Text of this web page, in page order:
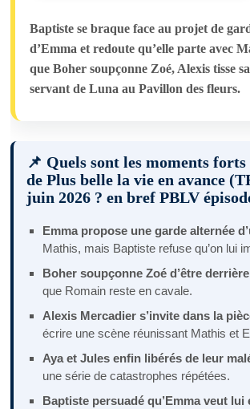
Baptiste se braque face au projet de
d’Emma et redoute qu’elle parte avec
que Boher soupçonne Zoé, Alexis tisse
servant de Luna au Pavillon des fleurs.
📌 Quels sont les moments forts
de Plus belle la vie en avance
juin 2026 ? en bref PBLV
Emma propose une garde alternée
Mathis, mais Baptiste refuse qu’on lui
Boher soupçonne Zoé d’être
que Romain reste en cavale.
Alexis Mercadier s’invite dans la
écrire une scène réunissant Mathis et
Aya et Jules enfin libérés de leur
une série de catastrophes répétées.
Baptiste persuadé qu’Emma veut lui